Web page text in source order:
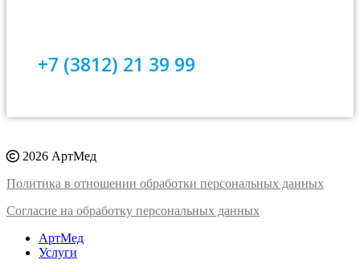
+7 (3812) 21 39 99
2026 АртМед
Политика в отношении обработки персональных данных
Согласие на обработку персональных данных
АртМед
Услуги